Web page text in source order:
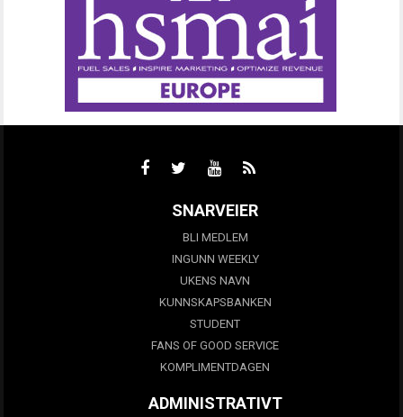
SNARVEIER
BLI MEDLEM
INGUNN WEEKLY
UKENS NAVN
KUNNSKAPSBANKEN
STUDENT
FANS OF GOOD SERVICE
KOMPLIMENTDAGEN
ADMINISTRATIVT